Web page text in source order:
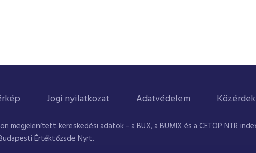
Jogi nyilatkozat Adatvédelem
megjelenített kereskedési adatok - a BUX, a BUMIX és a CETOP NTR
Értéktőzsde Nyrt.